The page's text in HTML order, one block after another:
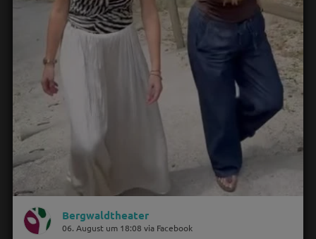
Bergwaldtheater
06. August um 18:08 via Facebook